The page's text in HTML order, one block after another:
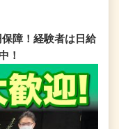
障！経験者は日給
！